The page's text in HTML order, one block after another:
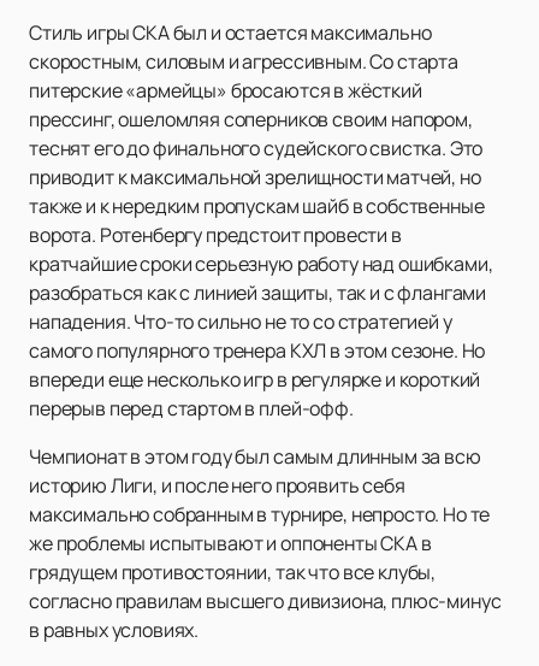
Стиль игры СКА был и остается максимально
скоростным, силовым и агрессивным. Со старта
питерские «армейцы» бросаются в жёсткий
прессинг, ошеломляя соперников своим напором,
теснят его до финального судейского свистка. Это
приводит к максимальной зрелищности матчей, но
также и к нередким пропускам шайб в собственные
ворота. Ротенбергу предстоит провести в
кратчайшие сроки серьезную работу над ошибками,
разобраться как с линией защиты, так и с флангами
нападения. Что-то сильно не то со стратегией у
самого популярного тренера КХЛ в этом сезоне. Но
впереди еще несколько игр в регулярке и короткий
перерыв перед стартом в плей-офф.
Чемпионат в этом году был самым длинным за всю
историю Лиги, и после него проявить себя
максимально собранным в турнире, непросто. Но те
же проблемы испытывают и оппоненты СКА в
грядущем противостоянии, так что все клубы,
согласно правилам высшего дивизиона, плюс-минус
в равных условиях.